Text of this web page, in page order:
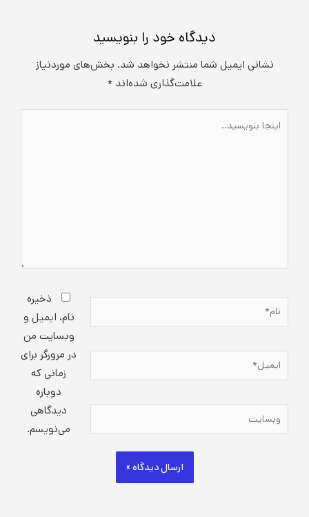
دیدگاه‌ خود را بنویسید
نشانی ایمیل شما منتشر نخواهد شد. بخش‌های موردنیاز
علامت‌گذاری شده‌اند*
بنویسید..
نام*
ایمیل*
وبسایت
ذخیره
نام، ایمیل و
وبسایت من
در مرورگر برای
زمانی که
دوباره
دیدگاهی
می‌نویسم.